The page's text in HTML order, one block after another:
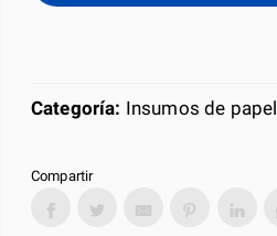
Categoría: Insumos de papel
Compartir